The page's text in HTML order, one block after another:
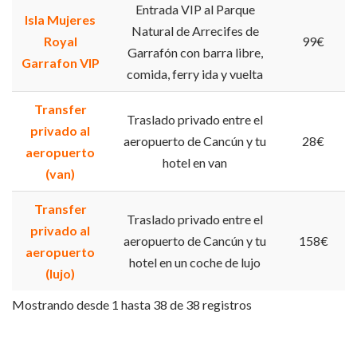
Isla Mujeres
Royal
Garrafon VIP
Entrada VIP al Parque
Natural de Arrecifes de
Garrafón con barra libre,
comida, ferry ida y vuelta
99€
Transfer
privado al
aeropuerto
(van)
Traslado privado entre el
aeropuerto de Cancún y tu
hotel en van
28€
Transfer
privado al
aeropuerto
(lujo)
Traslado privado entre el
aeropuerto de Cancún y tu
hotel en un coche de lujo
158€
Mostrando desde 1 hasta 38 de 38 registros